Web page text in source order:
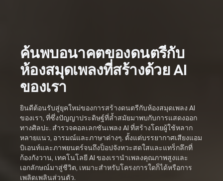
ค้นพบอนาคตของดนตรีกับ
ห้องสมุดเพลงที่สร้างด้วย AI
ของเรา
ยินดีต้อนรับสู่ยุคใหม่ของการสร้างดนตรีกับห้องสมุดเพลง AI
ของเรา, ที่ซึ่งปัญญาประดิษฐ์ที่ล้ำสมัยมาพบกับการแสดงออก
ทางศิลปะ. สำรวจคอลเลกชันเพลง AI ที่สร้างโดยผู้ใช้หลาก
หลายแนว, อารมณ์และภาษาต่างๆ. ตั้งแต่บรรยากาศเสียงแอม
บิเอนท์และภาพยนตร์จนถึงป็อปจังหวะสดใสและแทร็กลึกที่
ก้องกังวาน, เทคโนโลยี AI ของเรานำเพลงคุณภาพสูงและ
เอกลักษณ์มาสู่ชีวิต, เหมาะสำหรับโครงการใดก็ได้หรือการ
เพลิดเพลินส่วนตัว.